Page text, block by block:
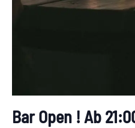
Bar Open ! Ab